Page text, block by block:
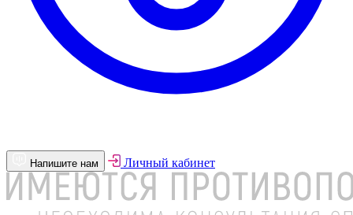
Напишите нам Личный кабинет